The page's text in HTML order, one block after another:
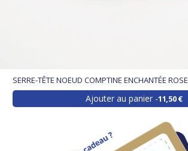
SERRE-TÊTE NOEUD COMPTINE ENCHANTÉE ROSE
Ajouter au panier 11,50 €